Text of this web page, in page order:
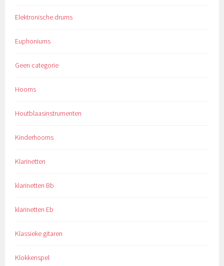
Elektronische drums
Euphoniums
Geen categorie
Hoorns
Houtblaasinstrumenten
Kinderhoorns
Klarinetten
klarinetten Bb
klarinetten Eb
Klassieke gitaren
Klokkenspel